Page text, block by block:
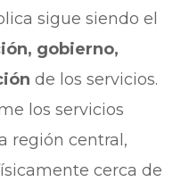
sigue siendo el
gobierno,
de los servicios.
los servicios
región central,
cerca de